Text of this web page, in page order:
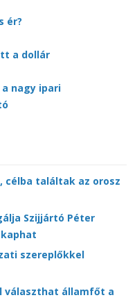
ér?
a dollár
nagy ipari
célba találtak az orosz
Szijjártó Péter
szereplőkkel
választhat államfőt a